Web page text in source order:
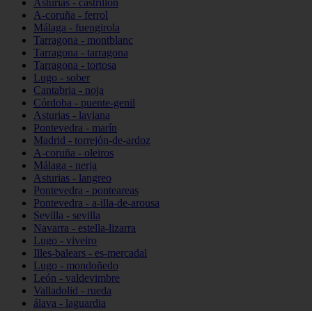
Asturias - castrillón
A-coruña - ferrol
Málaga - fuengirola
Tarragona - montblanc
Tarragona - tarragona
Tarragona - tortosa
Lugo - sober
Cantabria - noja
Córdoba - puente-genil
Asturias - laviana
Pontevedra - marín
Madrid - torrejón-de-ardoz
A-coruña - oleiros
Málaga - nerja
Asturias - langreo
Pontevedra - ponteareas
Pontevedra - a-illa-de-arousa
Sevilla - sevilla
Navarra - estella-lizarra
Lugo - viveiro
Illes-balears - es-mercadal
Lugo - mondoñedo
León - valdevimbre
Valladolid - rueda
álava - laguardia